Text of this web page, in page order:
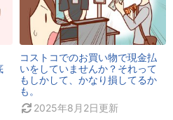
コストコでのお買い物で現金払
いをしていませんか？それって
もしかして、かなり損してるか
も。
2025年8月2日更新